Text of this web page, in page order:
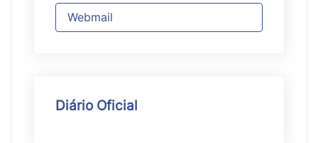
Webmail
Diário Oficial